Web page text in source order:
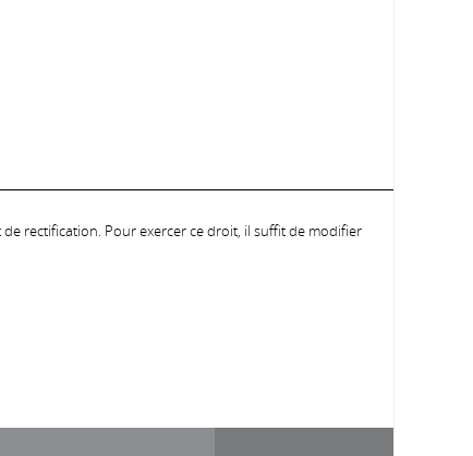
rectification. Pour exercer ce droit, il suffit de modifier